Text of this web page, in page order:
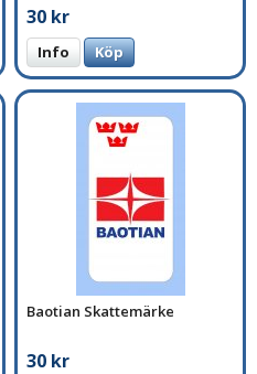
30 kr
Info Köp
Baotian Skattemärke
30 kr